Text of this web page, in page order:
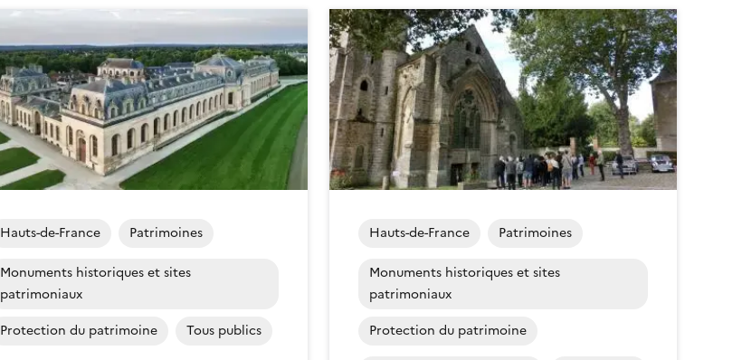
Hauts-de-France Patrimoines
Monuments historiques et sites
patrimoniaux
Protection du patrimoine
Tous publics
Hauts-de-France Patrimoines
Monuments historiques et sites
patrimoniaux
Protection du patrimoine